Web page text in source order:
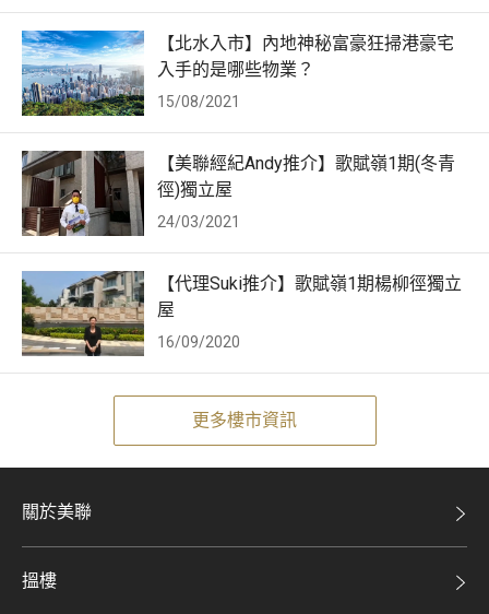
更多樓市資訊
【北水入市】內地神秘富豪狂掃港豪宅
入手的是哪些物業？
15/08/2021
【美聯經紀Andy推介】歌賦嶺1期(冬青
徑)獨立屋
24/03/2021
【代理Suki推介】歌賦嶺1期楊柳徑獨立
屋
16/09/2020
關於美聯
美聯集團
搵樓